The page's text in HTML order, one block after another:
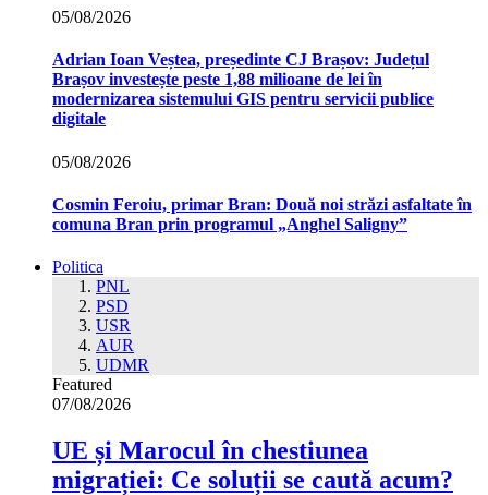
05/08/2026
Adrian Ioan Veștea, președinte CJ Brașov: Județul
Brașov investește peste 1,88 milioane de lei în
modernizarea sistemului GIS pentru servicii publice
digitale
05/08/2026
Cosmin Feroiu, primar Bran: Două noi străzi asfaltate în
comuna Bran prin programul „Anghel Saligny”
Politica
PNL
PSD
USR
AUR
UDMR
Featured
07/08/2026
UE și Marocul în chestiunea
migrației: Ce soluții se caută acum?